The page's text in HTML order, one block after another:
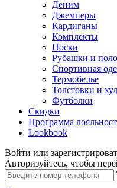
Деним
Джемперы
Кардиганы
Комплекты
Носки
Рубашки и поло
Спортивная
Термобелье
Толстовки и
Футболки
Скидки
Программа
Lookbook
Войти или
Авторизуйтесь, чтобы